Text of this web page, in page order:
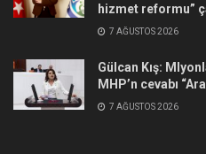
hizmet reformu”
7 AĞUSTOS 2026
Gülcan Kış:
MHP’n cevabı
7 AĞUSTOS 2026